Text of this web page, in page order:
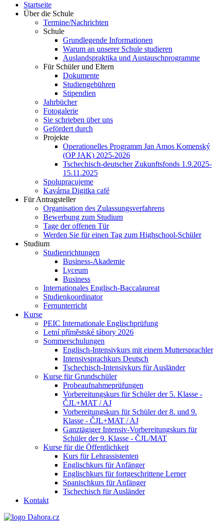
Startseite
Über die Schule
Termine/Nachrichten
Schule
Grundlegende Informationen
Warum an unserer Schule studieren
Auslandspraktika und Austauschprogramme
Für Schüler und Eltern
Dokumente
Studiengebühren
Stipendien
Jahrbücher
Fotogalerie
Sie schrieben über uns
Gefördert durch
Projekte
Operationelles Programm Jan Amos Komenský
(OP JAK) 2025-2026
Tschechisch-deutscher Zukunftsfonds 1.9.2025-
15.11.2025
Spolupracujeme
Kavárna Digitka café
Für Antragsteller
Organisation des Zulassungsverfahrens
Bewerbung zum Studium
Tage der offenen Tür
Werden Sie für einen Tag zum Highschool-Schüler
Studium
Studienrichtungen
Business-Akademie
Lyceum
Business
Internationales Englisch-Baccalaureat
Studienkoordinator
Fernunterricht
Kurse
PEIC Internationale Englischprüfung
Letní příměstské tábory 2026
Sommerschulungen
Englisch-Intensivkurs mit einem Muttersprachler
Intensivsprachkurs Deutsch
Tschechisch-Intensivkurs für Ausländer
Kurse für Grundschüler
Probeaufnahmeprüfungen
Vorbereitungskurs für Schüler der 5. Klasse -
ČJL+MAT / AJ
Vorbereitungskurs für Schüler der 8. und 9.
Klasse - ČJL+MAT / AJ
Ganztägiger Intensiv-Vorbereitungskurs für
Schüler der 9. Klasse - ČJL/MAT
Kurse für die Öffentlichkeit
Kurs für Lehrassistenten
Englischkurs für Anfänger
Englischkurs für fortgeschrittene Lerner
Spanischkurs für Anfänger
Tschechisch für Ausländer
Kontakt